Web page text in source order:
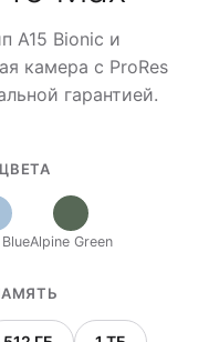
A15 Bionic и
камера с ProRes
гарантией.
Alpine Green